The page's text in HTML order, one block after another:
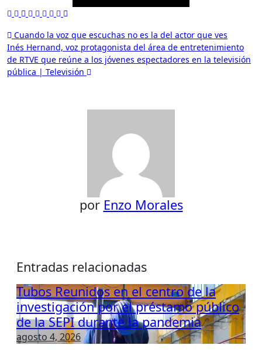
Navegación
de
entradas
Cuando la voz que escuchas no es la del actor que ves
Inés Hernand, voz protagonista del área de entretenimiento
de RTVE que reúne a los jóvenes espectadores en la televisión
pública | Televisión
por Enzo Morales
Entradas relacionadas
Tubos Reunidos en el centro de la
investigación por el préstamo público
de la SEPI durante la pandemia
agosto 4, 2026